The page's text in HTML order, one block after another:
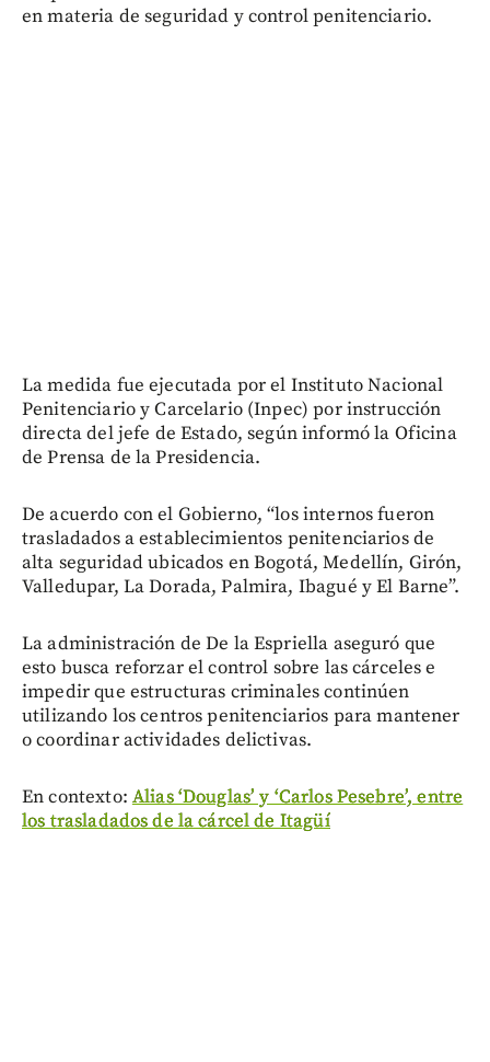
en materia de seguridad y control penitenciario.
La medida fue ejecutada por el Instituto Nacional
Penitenciario y Carcelario (Inpec) por instrucción
directa del jefe de Estado, según informó la Oficina
de Prensa de la Presidencia.
De acuerdo con el Gobierno, “los internos fueron
trasladados a establecimientos penitenciarios de
alta seguridad ubicados en Bogotá, Medellín, Girón,
Valledupar, La Dorada, Palmira, Ibagué y El Barne”.
La administración de De la Espriella aseguró que
esto busca reforzar el control sobre las cárceles e
impedir que estructuras criminales continúen
utilizando los centros penitenciarios para mantener
o coordinar actividades delictivas.
En contexto: Alias ‘Douglas’ y ‘Carlos Pesebre’, entre
los trasladados de la cárcel de Itagüí